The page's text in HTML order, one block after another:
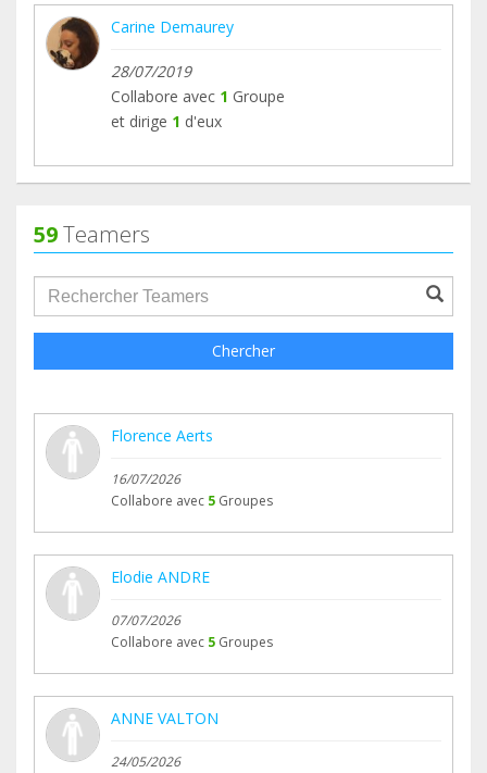
Carine Demaurey
28/07/2019
Collabore avec 1 Groupe
et dirige 1 d'eux
59Teamers
groupProfile.searchForm.search.text???
Chercher
Florence Aerts
16/07/2026
Collabore avec 5 Groupes
Elodie ANDRE
07/07/2026
Collabore avec 5 Groupes
ANNE VALTON
24/05/2026